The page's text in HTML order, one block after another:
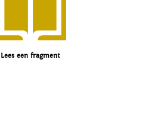
Lees een fragment